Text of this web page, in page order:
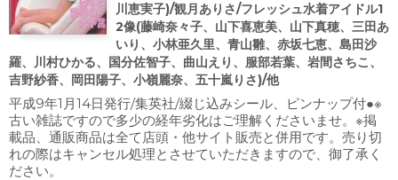
川恵実子)/観月ありさ/フレッシュ水着アイドル1
2像(藤崎奈々子、山下喜恵美、山下真穂、三田あ
いり、小林亜久里、青山雛、赤坂七恵、島田沙
羅、川村ひかる、国分佐智子、曲山えり、服部若葉、岩間さちこ、
吉野紗香、岡田陽子、小嶺麗奈、五十嵐りさ)/他
平成9年1月14日発行/集英社/綴じ込みシール、ピンナップ付●※
古い雑誌ですので多少の経年劣化はご理解くださいませ。※掲
載品、通販商品は全て店頭・他サイト販売と併用です。売り切
れの際はキャンセル処理とさせていただきますので、御了承く
ださい。